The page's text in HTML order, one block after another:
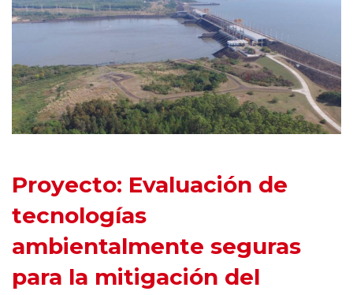
Proyecto: Evaluación de
tecnologías
ambientalmente seguras
para la mitigación del